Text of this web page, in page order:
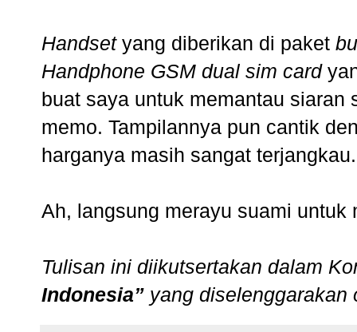
Handset yang diberikan di paket
Handphone GSM dual sim card
buat saya untuk memantau siaran
memo. Tampilannya pun cantik
harganya masih sangat
Ah, langsung merayu suami
Tulisan ini diikutsertakan dalam
Indonesia” yang diselenggarakan